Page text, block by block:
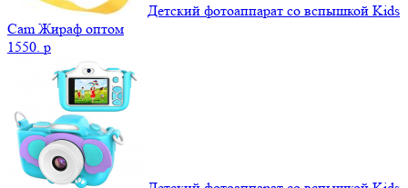
Детский фотоаппарат со вспышкой Kids
Cam Жираф оптом
1550. p